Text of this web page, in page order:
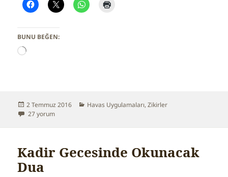
BUNU BEĞEN:
i
y
o
.
.
.
Yayın
tarihi
2 Temmuz 2016 Kategoriler
Havas Uygulamaları,Zikirler
6. Hissi Artıran Zikir için
27 yorum
Kadir Gecesinde Okunacak
Dua